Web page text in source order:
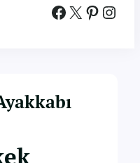
Facebook X Pinterest Instagram